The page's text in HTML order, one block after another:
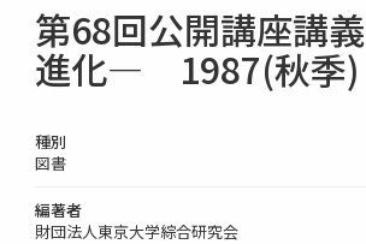
第68回公開講座講
進化― 1987(秋季)
種別
図書
編著者
財団法人東京大学綜合研究会